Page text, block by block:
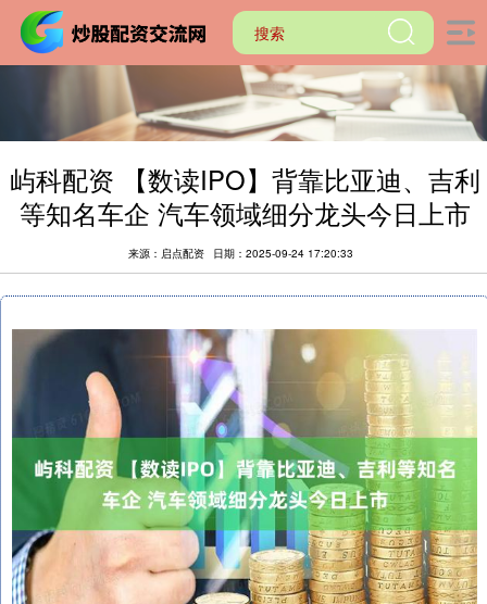
屿科配资 【数读IPO】背靠比亚迪、吉利
等知名车企 汽车领域细分龙头今日上市
来源：启点配资 日期：2025-09-24 17:20:33